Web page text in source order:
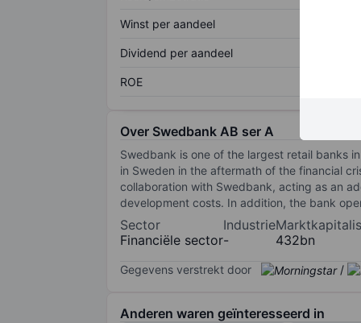
Winst per aandeel
Dividend per aandeel
ROE
Over Swedbank AB ser A
Swedbank is one of the largest retail banks
in Sweden in the aftermath of the financial
collaboration with Swedbank, acting as an
development costs. In addition, the bank
Sector
Financiële sector
Industrie
-
432bn
Gegevens verstrekt door /
Anderen waren geïnteresseerd in